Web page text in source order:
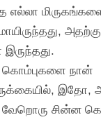
எல்லா
நான்
இதோ,
சின்ன